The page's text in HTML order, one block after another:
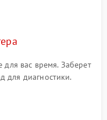
вас время. Заберет
для диагностики.